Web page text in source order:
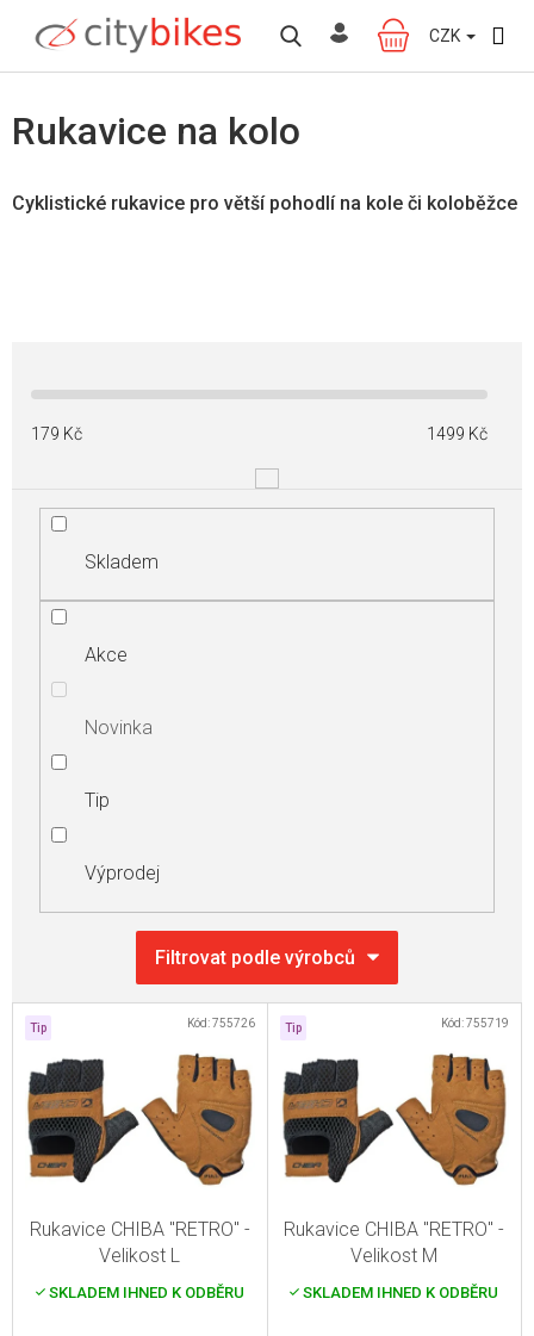
obsah
NÁKUPNÍ
KOŠÍK
CZK
Rukavice na kolo
Cyklistické rukavice pro větší pohodlí na kole či koloběžce
179 Kč 1499 Kč
Skladem
Akce
Novinka
Tip
Výprodej
V
p
Tip
Rukavice CHIBA "RETRO" -
Velikost L
SKLADEM IHNED K ODBĚRU
Kód:755726 Tip
Rukavice CHIBA "RETRO" -
Velikost M
SKLADEM IHNED K ODBĚRU
Kód:755719